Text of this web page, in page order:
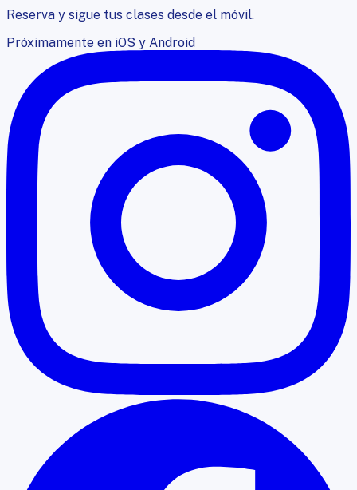
Reserva y sigue tus clases desde el móvil.
Próximamente en iOS y Android